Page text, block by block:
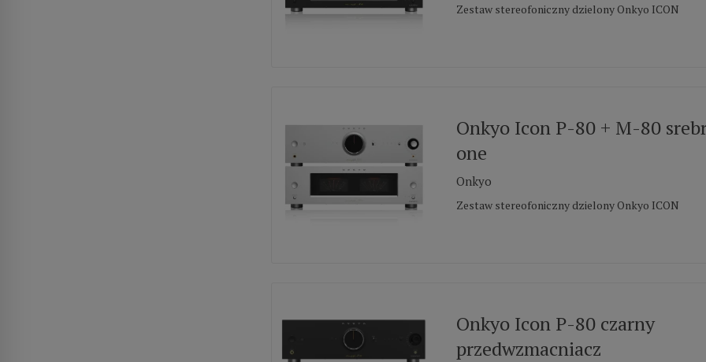
Zestaw stereofoniczny dzielony Onkyo ICON
Onkyo Icon P-80 + M-80
one
Onkyo
Zestaw stereofoniczny dzielony Onkyo ICON
Onkyo Icon P-80 czarny
przedwzmacniacz